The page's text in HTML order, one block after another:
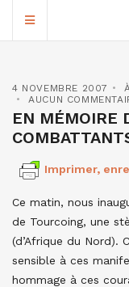
4 NOVEMBRE 2007
AUCUN
EN MÉMOIRE
Imprimer,
Ce matin, nous
de Tourcoing, une
(d’Afrique du Nord).
sensible à ces
hommage à ces